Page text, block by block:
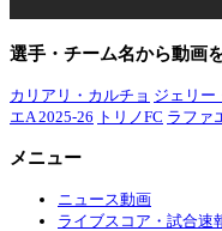
選手・チーム名から動画
カリアリ・カルチョ ジェリー
エA 2025-26 トリノFC ラファ
メニュー
ニュース動画
ライブスコア・試合速